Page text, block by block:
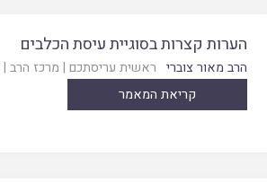
הערות קצרות בסוגיית עיסת הכלבים
הרב מאור צוברי ראשית עריסתכם | מרכז הרב |
קריאת המאמר